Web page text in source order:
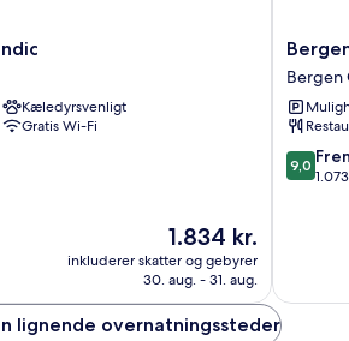
Kæledyrsvenligt
Gratis Wi-Fi
Prisen
1.834 kr.
1.834 kr.
inkluderer skatter og gebyrer
30. aug. - 31. aug.
Bergen
Børs
Hotel
Bergen
Bergen
9.0
ud
9,0
lignende overnatningssteder